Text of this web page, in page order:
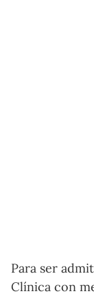
Para ser
Clínica con